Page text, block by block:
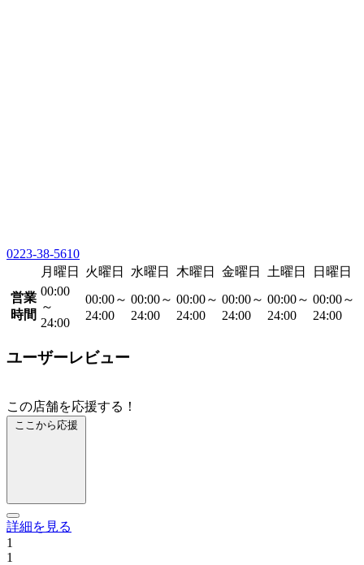
0223-38-5610
月曜日
火曜日 水曜日 木曜日 金曜日 土曜日
日曜日
営業
時間
00:00
～
24:00
00:00～
24:00
00:00～
24:00
00:00～
24:00
00:00～
24:00
00:00～
24:00
00:00～
24:00
ユーザーレビュー
この店舗を応援する！
ここから応援
詳細を見る
1
1